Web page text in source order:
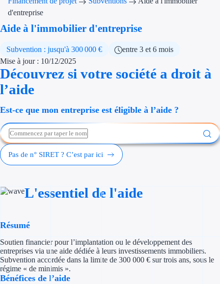
Transition
Économies
Création
Aides sans
Subventions
d'entreprise
Aide à l'immobilier d'entreprise
Subvention : jusqu'à 300 000 €
entre 3 et 6 mois
Mise à jour : 10/12/2025
Découvrez si votre société a droit à
l’aide
Est-ce que mon entreprise est éligible à l’aide ?
Pas de n° SIRET ? C’est par ici
L'essentiel de l'aide
Résumé
Soutien financier pour l’implantation ou le développement des
entreprises via une aide dédiée à leurs investissements immobiliers.
Subvention accordée dans la limite de 300 000 € sur trois ans, sous le
régime « de minimis ».
Bénéfices de l’aide